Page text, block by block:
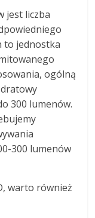
jest liczba
to jednostka
ogólną
300 lumenów.
300 lumenów
warto również